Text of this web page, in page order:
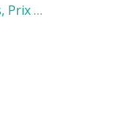
Prix …